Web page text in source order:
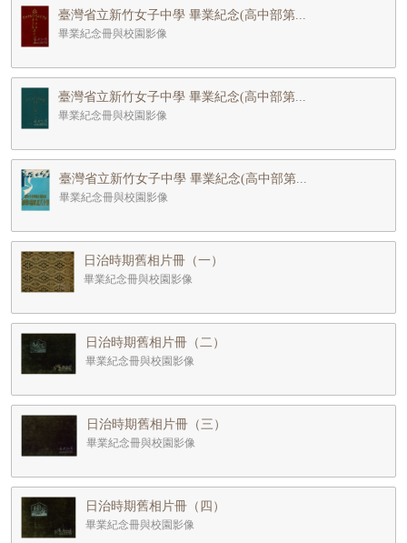
臺灣省立新竹女子中學 畢業紀念(高中部第...
畢業紀念冊與校園影像
臺灣省立新竹女子中學 畢業紀念(高中部第...
畢業紀念冊與校園影像
臺灣省立新竹女子中學 畢業紀念(高中部第...
畢業紀念冊與校園影像
日治時期舊相片冊（一）
畢業紀念冊與校園影像
日治時期舊相片冊（二）
畢業紀念冊與校園影像
日治時期舊相片冊（三）
畢業紀念冊與校園影像
日治時期舊相片冊（四）
畢業紀念冊與校園影像